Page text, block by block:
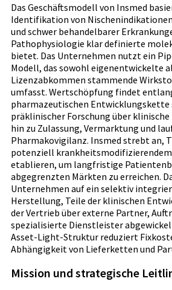
Das Geschäftsmodell von Insmed
Identifikation von
und schwer behandelbarer
Pathophysiologie klar definierte
bietet. Das Unternehmen nutzt ein
Modell, das sowohl eigenentwickelte
Lizenzabkommen stammende
umfasst. Wertschöpfung findet
pharmazeutischen
präklinischer Forschung über
hin zu Zulassung, Vermarktung und
Pharmakovigilanz. Insmed strebt an,
potenziell krankheitsmodifizierendem
etablieren, um langfristige
abgegrenzten Märkten zu erreichen.
Unternehmen auf ein selektiv
Herstellung, Teile der klinischen
der Vertrieb über externe Partner,
spezialisierte Dienstleister
Asset-Light-Struktur reduziert
Abhängigkeit von Lieferketten und
Mission und strategische